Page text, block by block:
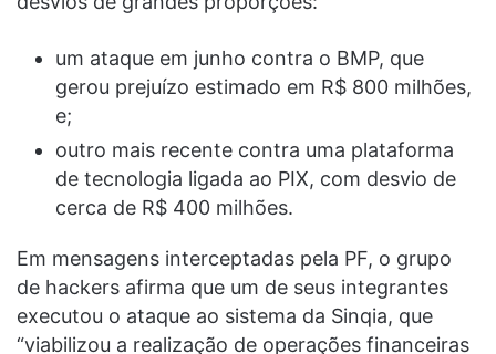
um ataque em junho contra o BMP, que
gerou prejuízo estimado em R$ 800 milhões,
e;
outro mais recente contra uma plataforma
de tecnologia ligada ao PIX, com desvio de
cerca de R$ 400 milhões.
Em mensagens interceptadas pela PF, o grupo
de hackers afirma que um de seus integrantes
executou o ataque ao sistema da Sinqia, que
“viabilizou a realização de operações financeiras